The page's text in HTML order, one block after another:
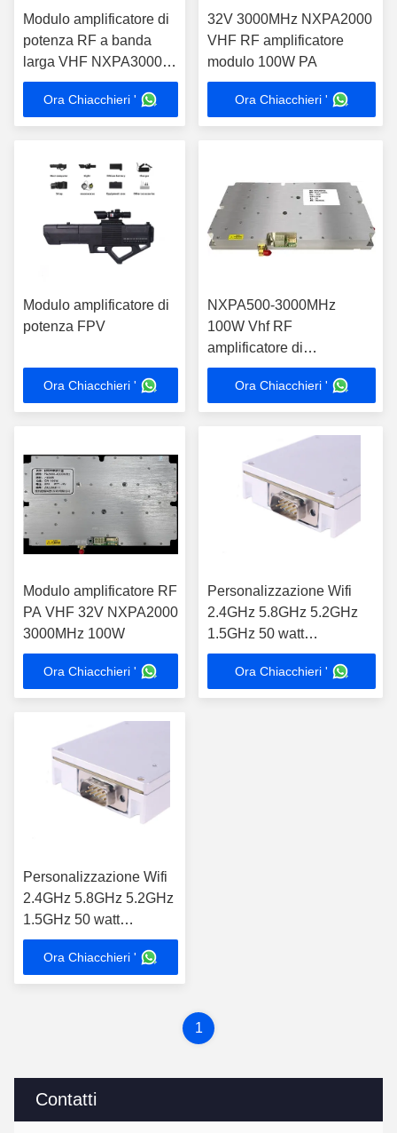
Contatti
Modulo amplificatore di
potenza RF a banda
larga VHF NXPA3000
6000MHz 100W
Ora Chiacchieri '
32V 3000MHz NXPA2000
VHF RF amplificatore
modulo 100W PA
Ora Chiacchieri '
Modulo amplificatore di
potenza FPV
Ora Chiacchieri '
NXPA500-3000MHz
100W Vhf RF
amplificatore di
interferenza per il sistema
radar di comunicazione
Ora Chiacchieri '
Modulo amplificatore RF
PA VHF 32V NXPA2000
3000MHz 100W
Ora Chiacchieri '
Personalizzazione Wifi
2.4GHz 5.8GHz 5.2GHz
1.5GHz 50 watt
amplificatore a larga
banda Ham Radio di
frequenza ultraelevata rf di
Ora Chiacchieri '
Personalizzazione Wifi
2.4GHz 5.8GHz 5.2GHz
1.5GHz 50 watt
amplificatore a larga
banda Ham Radio di
frequenza ultraelevata rf
Ora Chiacchieri '
1